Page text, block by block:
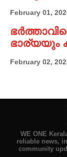
February 01,
ഭാര്യയും
February 02,
WE ONE
reliable news,
community